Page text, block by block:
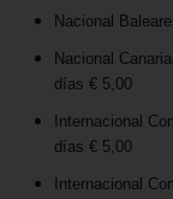
Nacional
Nacional
días € 5,00
Internacional
días € 5,00
Internacional